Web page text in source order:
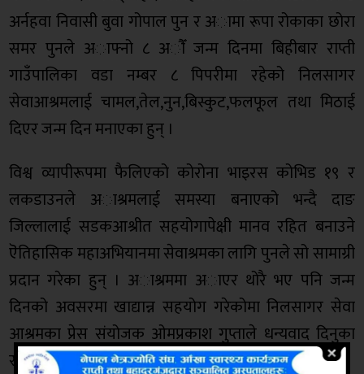
अर्नहवा निवासी बुवा गोपाल पुन र अामा रूपा रोकाका छोरा
समर पुनले अाफ्नो ८ अाैँ जन्म दिनमा बिहीबार राप्ती
गाउँपालिका वडा नम्बर ८ पिपरीमा रहेको निलसागर
सेवाआश्रमलाई चामल,तेल,नुन,बिस्कुट,फलफूल तथा मिठाई
दिएर जन्म दिन मनाएका हुन् ।
विश्व व्यापीरूपमा फैलिएको कोरोना भाइरस कोभिड १९ र
लकडाउनले अाश्रमलाई समस्या बनाएको भन्दै दाङ
जिल्लालाई सडकआश्रीत सहयोगापेक्षी मानव रहित बनाउने
ऎतिहासिक महाअभियानमा सेवाश्रमका लागि पुनले सो सामाग्री
प्रदान गरेका हुन् । अाश्रममा अाएर थोरै भए पनि जन्म
दिनको अवसरमा खाद्यान्न सहयोग गरेकोमा निलसागर सेवा
आश्रमका प्रेस संयोजक ओमप्रकाश गुप्ताले धन्यवाद दिनुका
साथै जन्म दिनको शुभकामना दिएका थिएका थिए ।